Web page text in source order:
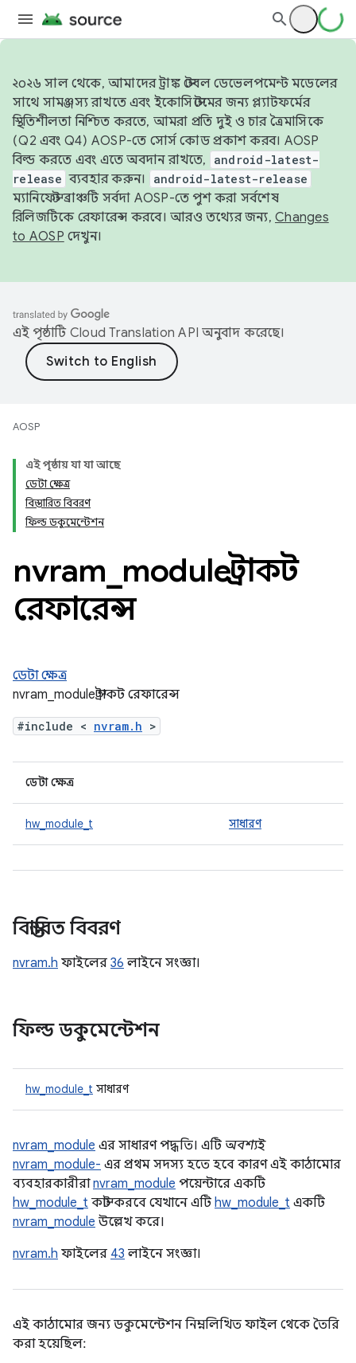
২০২৬ সাল থেকে, আমাদের ট্রাঙ্ক স্টেবল ডেভেলপমেন্ট মডেলের
সাথে সামঞ্জস্য রাখতে এবং ইকোসিস্টেমের জন্য প্ল্যাটফর্মের
স্থিতিশীলতা নিশ্চিত করতে, আমরা প্রতি দুই ও চার ত্রৈমাসিকে
(Q2 এবং Q4) AOSP-তে সোর্স কোড প্রকাশ করব। AOSP
বিল্ড করতে এবং এতে অবদান রাখতে,
android-latest-
release ব্যবহার করুন। android-latest-release
ম্যানিফেস্ট ব্রাঞ্চটি সর্বদা AOSP-তে পুশ করা সর্বশেষ
রিলিজটিকে রেফারেন্স করবে। আরও তথ্যের জন্য, Changes
to AOSP দেখুন।
এই পৃষ্ঠাটি Cloud Translation API অনুবাদ করেছে।
AOSP
এই পৃষ্ঠায় যা যা আছে
ডেটা ক্ষেত্র
বিস্তারিত বিবরণ
ফিল্ড ডকুমেন্টেশন
nvram module স্ট্রাকট
রেফারেন্স
ডেটা ক্ষেত্র
nvram_module স্ট্রাকট রেফারেন্স
#include < nvram.h >
ডেটা ক্ষেত্র
hw_module_t সাধারণ
বিস্তারিত বিবরণ
nvram.h ফাইলের 36 লাইনে সংজ্ঞা।
ফিল্ড ডকুমেন্টেশন
hw_module_t সাধারণ
nvram_module এর সাধারণ পদ্ধতি। এটি অবশ্যই
nvram_module- এর প্রথম সদস্য হতে হবে কারণ এই কাঠামোর
ব্যবহারকারীরাnvram_module পয়েন্টারে একটি
hw_module_t কাস্ট করবে যেখানে এটি hw_module_t একটি
nvram_module উল্লেখ করে।
nvram.h ফাইলের 43 লাইনে সংজ্ঞা।
এই কাঠামোর জন্য ডকুমেন্টেশন নিম্নলিখিত ফাইল থেকে তৈরি
করা হয়েছিল: